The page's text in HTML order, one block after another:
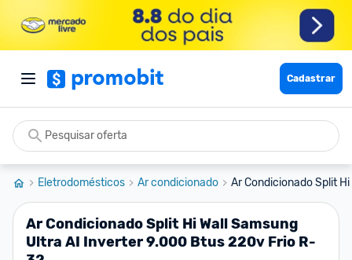
Cadastrar
Eletrodomésticos Ar condicionado Ar Condicionado Split
Ar Condicionado Split Hi Wall Samsung
Ultra AI Inverter 9.000 Btus 220v Frio R-